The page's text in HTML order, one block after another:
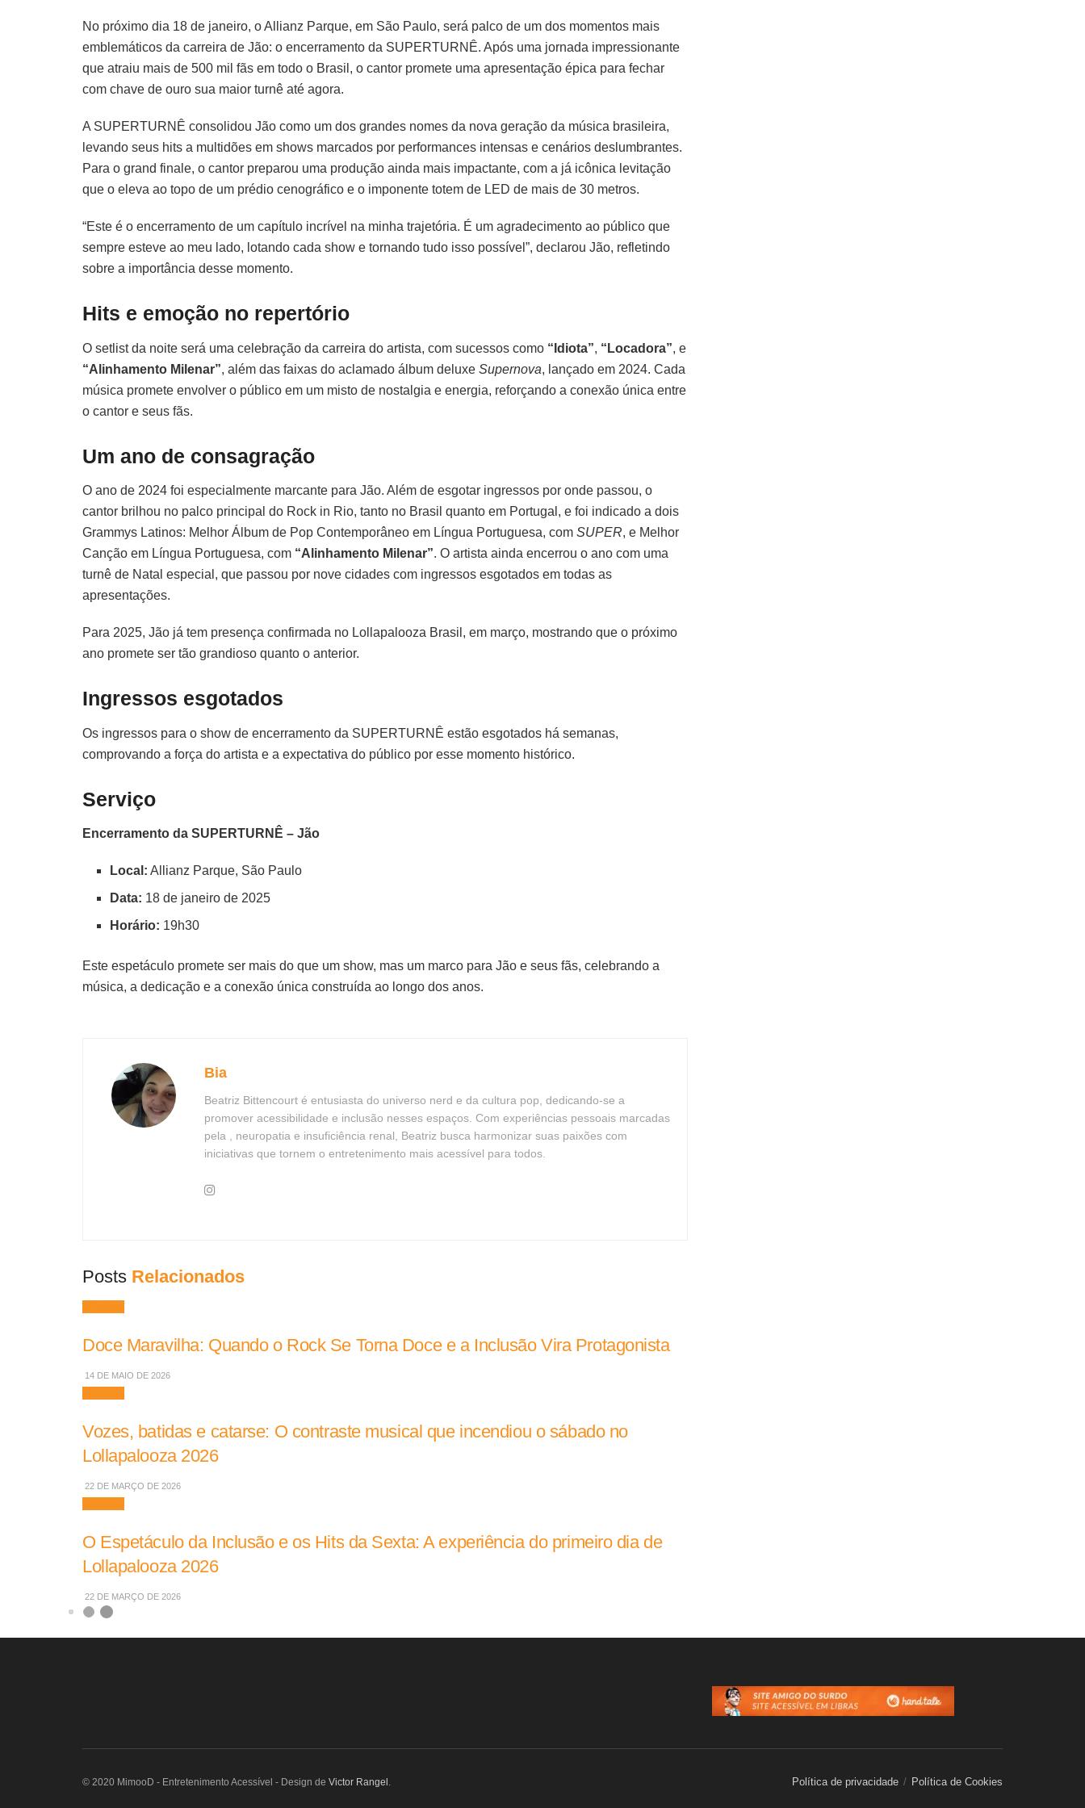
No próximo dia 18 de janeiro, o Allianz Parque, em São Paulo, será palco de um dos momentos mais
emblemáticos da carreira de Jão: o encerramento da SUPERTURNÊ. Após uma jornada impressionante
que atraiu mais de 500 mil fãs em todo o Brasil, o cantor promete uma apresentação épica para fechar
com chave de ouro sua maior turnê até agora.
A SUPERTURNÊ consolidou Jão como um dos grandes nomes da nova geração da música brasileira,
levando seus hits a multidões em shows marcados por performances intensas e cenários deslumbrantes.
Para o grand finale, o cantor preparou uma produção ainda mais impactante, com a já icônica levitação
que o eleva ao topo de um prédio cenográfico e o imponente totem de LED de mais de 30 metros.
“Este é o encerramento de um capítulo incrível na minha trajetória. É um agradecimento ao público que
sempre esteve ao meu lado, lotando cada show e tornando tudo isso possível”, declarou Jão, refletindo
sobre a importância desse momento.
Hits e emoção no repertório
O setlist da noite será uma celebração da carreira do artista, com sucessos como “Idiota”, “Locadora”, e
“Alinhamento Milenar”, além das faixas do aclamado álbum deluxe Supernova, lançado em 2024. Cada
música promete envolver o público em um misto de nostalgia e energia, reforçando a conexão única entre
o cantor e seus fãs.
Um ano de consagração
O ano de 2024 foi especialmente marcante para Jão. Além de esgotar ingressos por onde passou, o
cantor brilhou no palco principal do Rock in Rio, tanto no Brasil quanto em Portugal, e foi indicado a dois
Grammys Latinos: Melhor Álbum de Pop Contemporâneo em Língua Portuguesa, com SUPER, e Melhor
Canção em Língua Portuguesa, com “Alinhamento Milenar”. O artista ainda encerrou o ano com uma
turnê de Natal especial, que passou por nove cidades com ingressos esgotados em todas as
apresentações.
Para 2025, Jão já tem presença confirmada no Lollapalooza Brasil, em março, mostrando que o próximo
ano promete ser tão grandioso quanto o anterior.
Ingressos esgotados
Os ingressos para o show de encerramento da SUPERTURNÊ estão esgotados há semanas,
comprovando a força do artista e a expectativa do público por esse momento histórico.
Serviço
Encerramento da SUPERTURNÊ – Jão
Local: Allianz Parque, São Paulo
Data: 18 de janeiro de 2025
Horário: 19h30
Este espetáculo promete ser mais do que um show, mas um marco para Jão e seus fãs, celebrando a
música, a dedicação e a conexão única construída ao longo dos anos.
Bia
Beatriz Bittencourt é entusiasta do universo nerd e da cultura pop, dedicando-se a
promover acessibilidade e inclusão nesses espaços. Com experiências pessoais marcadas
pela , neuropatia e insuficiência renal, Beatriz busca harmonizar suas paixões com
iniciativas que tornem o entretenimento mais acessível para todos.
Posts Relacionados
Doce Maravilha: Quando o Rock Se Torna Doce e a Inclusão Vira Protagonista
14 DE MAIO DE 2026
Vozes, batidas e catarse: O contraste musical que incendiou o sábado no
Lollapalooza 2026
22 DE MARÇO DE 2026
O Espetáculo da Inclusão e os Hits da Sexta: A experiência do primeiro dia de
Lollapalooza 2026
22 DE MARÇO DE 2026
Política de privacidade Política de Cookies
© 2020 MimooD - Entretenimento Acessível - Design de Victor Rangel